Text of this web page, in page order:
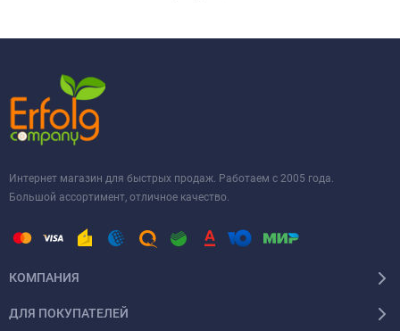
Интернет магазин для быстрых продаж. Работаем с 2005 года.
Большой ассортимент, отличное качество.
КОМПАНИЯ
ДЛЯ ПОКУПАТЕЛЕЙ